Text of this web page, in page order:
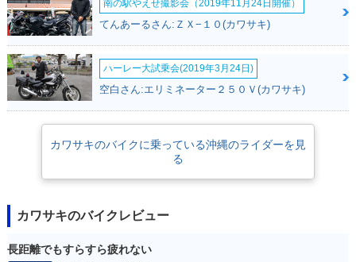
南の駅やえせ撮影会（2019年11月24日開催）
てんあーるさん:ＺＸ−１０(カワサキ)
ハーレー大試乗会(2019年3月24日)
空白さん:エリミネーター２５０Ｖ(カワサキ)
カワサキのバイクに乗っている沖縄のライダーを見
る
カワサキのバイクレビュー
長距離でもすらすら疲れない